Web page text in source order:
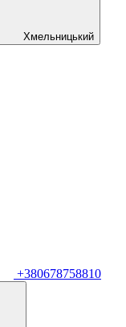
Хмельницький
+380678758810